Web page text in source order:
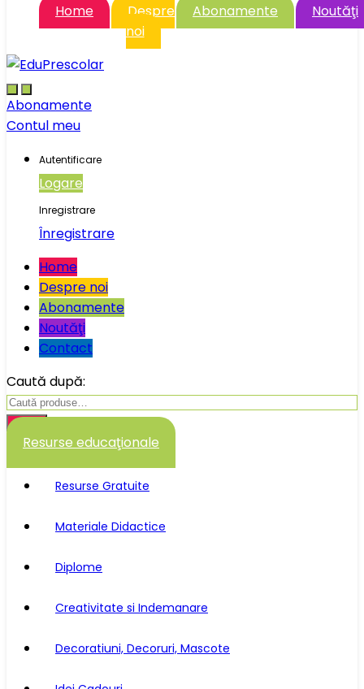
Home
Despre
noi
Abonamente Noutăţi
Abonamente
Contul meu
Autentificare
Logare
Inregistrare
Înregistrare
Home
Despre noi
Abonamente
Noutăţi
Contact
Caută după:
Caută
Resurse educaţionale
Resurse Gratuite
Materiale Didactice
Diplome
Creativitate si Indemanare
Decoratiuni, Decoruri, Mascote